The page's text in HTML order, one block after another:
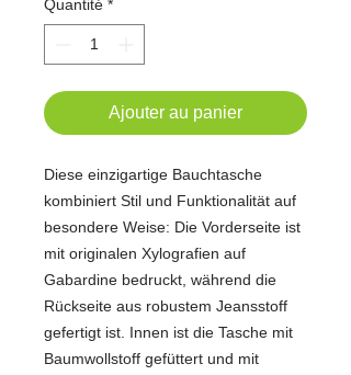
Quantité *
Ajouter au panier
Diese einzigartige Bauchtasche
kombiniert Stil und Funktionalität auf
besondere Weise: Die Vorderseite ist
mit originalen Xylografien auf
Gabardine bedruckt, während die
Rückseite aus robustem Jeansstoff
gefertigt ist. Innen ist die Tasche mit
Baumwollstoff gefüttert und mit